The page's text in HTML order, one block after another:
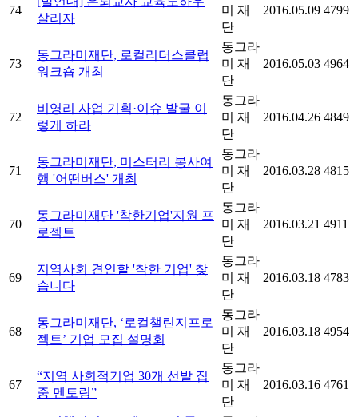
74
살리자
미 재
단
2016.05.09 4799
73
동그라미재단, 로컬리더스클럽
워크숍 개최
동그라
미 재
단
2016.05.03 4964
72
비영리 사업 기획·이슈 발굴 이
렇게 하라
동그라
미 재
단
2016.04.26 4849
71
동그라미재단, 미스터리 봉사여
행 '어떤버스' 개최
동그라
미 재
단
2016.03.28 4815
70
동그라미재단 '착한기업'지원 프
로젝트
동그라
미 재
단
2016.03.21 4911
69
지역사회 견인할 '착한 기업' 찾
습니다
동그라
미 재
단
2016.03.18 4783
68
동그라미재단, ‘로컬챌린지프로
젝트’ 기업 모집 설명회
동그라
미 재
단
2016.03.18 4954
67
“지역 사회적기업 30개 선발 집
중 멘토링”
동그라
미 재
단
2016.03.16 4761